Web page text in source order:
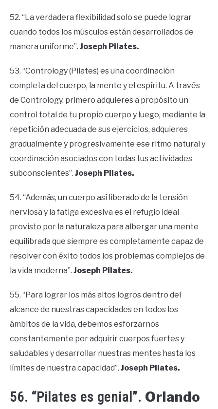
52. “La verdadera flexibilidad solo se puede lograr
cuando todos los músculos están desarrollados de
manera uniforme”. Joseph Pilates.
53. “Contrology (Pilates) es una coordinación
completa del cuerpo, la mente y el espíritu. A través
de Contrology, primero adquieres a propósito un
control total de tu propio cuerpo y luego, mediante la
repetición adecuada de sus ejercicios, adquieres
gradualmente y progresivamente ese ritmo natural y
coordinación asociados con todas tus actividades
subconscientes”. Joseph Pilates.
54. “Además, un cuerpo así liberado de la tensión
nerviosa y la fatiga excesiva es el refugio ideal
provisto por la naturaleza para albergar una mente
equilibrada que siempre es completamente capaz de
resolver con éxito todos los problemas complejos de
la vida moderna”. Joseph Pilates.
55. “Para lograr los más altos logros dentro del
alcance de nuestras capacidades en todos los
ámbitos de la vida, debemos esforzarnos
constantemente por adquirir cuerpos fuertes y
saludables y desarrollar nuestras mentes hasta los
límites de nuestra capacidad”. Joseph Pilates.
56. “Pilates es genial”. Orlando